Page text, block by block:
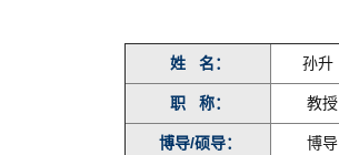
姓 名： 孙升
职 称： 教授
博导/硕导： 博导